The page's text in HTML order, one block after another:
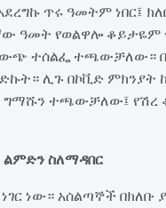
ጥሩ ዓመትም ነበር፤
ዓመት የወልዋሎ ቆይታዬም
ተሰልፌ ተጫውቻለው።
ሊጉ በኮቪድ ምክንያት
ተጫውቻለው፤ የሽረ
ስለማዳበር
ነው። አሰልጣኞች በክለቡ